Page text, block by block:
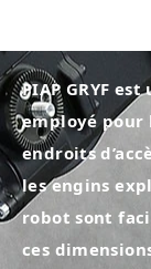
PIAP GRYF
employé pour
endroits
les engins
robot sont
ces